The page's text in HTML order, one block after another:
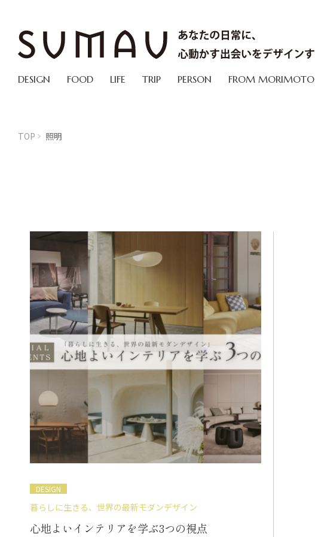
DESIGN FOOD LIFE TRIP PERSON FROM MORIMOTO
TOP 照明
DESIGN
暮らしに生きる、世界の最新モダンデザイン
心地よいインテリアを学ぶ3つの視点